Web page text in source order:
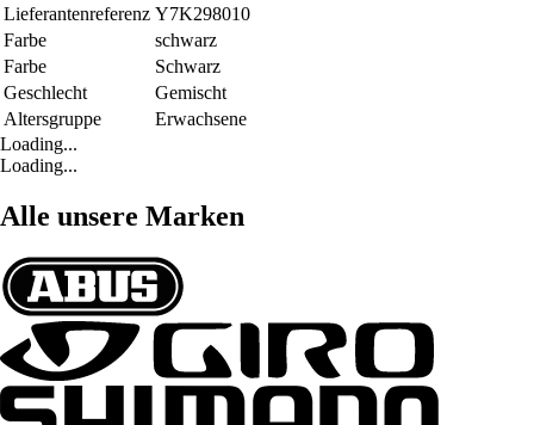
Lieferantenreferenz Y7K298010
Farbe
schwarz
Farbe
Schwarz
Geschlecht
Gemischt
Altersgruppe
Erwachsene
Loading...
Loading...
Alle unsere Marken